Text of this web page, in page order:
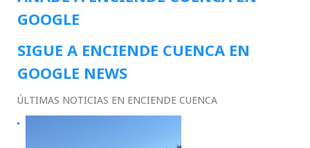
GOOGLE
SIGUE A ENCIENDE CUENCA EN
GOOGLE NEWS
ÚLTIMAS NOTICIAS EN ENCIENDE CUENCA